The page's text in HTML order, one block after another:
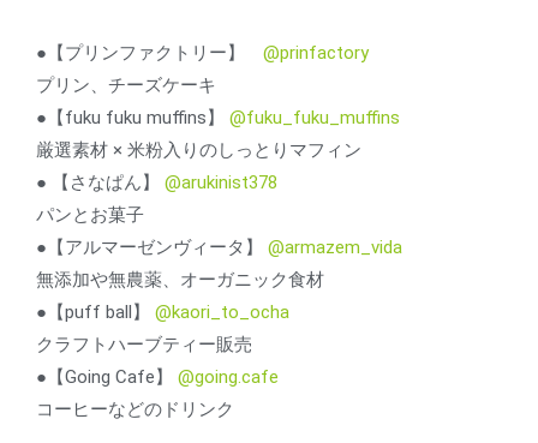
●【プリンファクトリー】 @prinfactory
プリン、チーズケーキ
●【fuku fuku muffins】 @fuku_fuku_muffins
厳選素材 × 米粉入りのしっとりマフィン
● 【さなぱん】 @arukinist378
パンとお菓子
●【アルマーゼンヴィータ】 @armazem_vida
無添加や無農薬、オーガニック食材
●【puff ball】 @kaori_to_ocha
クラフトハーブティー販売
●【Going Cafe】 @going.cafe
コーヒーなどのドリンク